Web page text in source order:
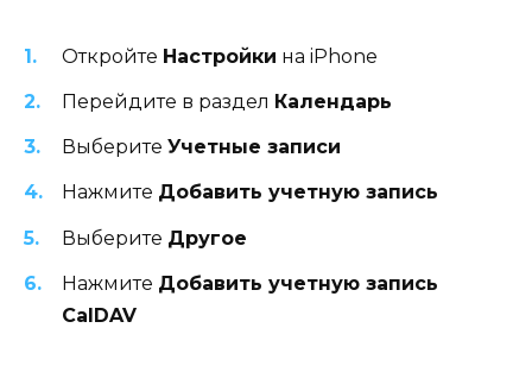
Откройте Настройки на iPhone
Перейдите в раздел Календарь
Выберите Учетные записи
Нажмите Добавить учетную запись
Выберите Другое
Нажмите Добавить учетную запись
CalDAV